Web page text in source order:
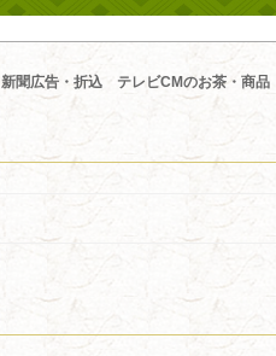
新聞広告・折込 テレビCMのお茶・商品